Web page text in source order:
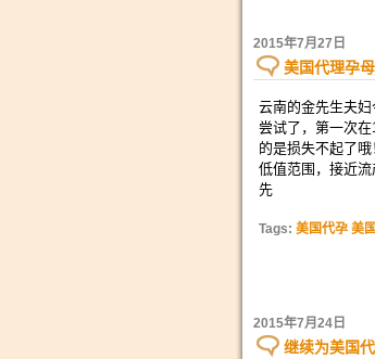
2015年7月27日
美国代理孕
云南的金先生夫
尝试了，第一次
的是损失不起了
低值范围，接近
先
Tags: 美国代孕 美
2015年7月24日
继续为美国